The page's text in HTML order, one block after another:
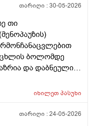
1 კვირის
ექიმთან. არის
განმეორებით
მქონდა ხოლმე28-
თარიღი :30-05-2026
თი
ბოლომდე
და დაბნეული
(სიცოცხლის
უმცირებს და
იხილეთპასუხი
თარიღი :24-05-2026